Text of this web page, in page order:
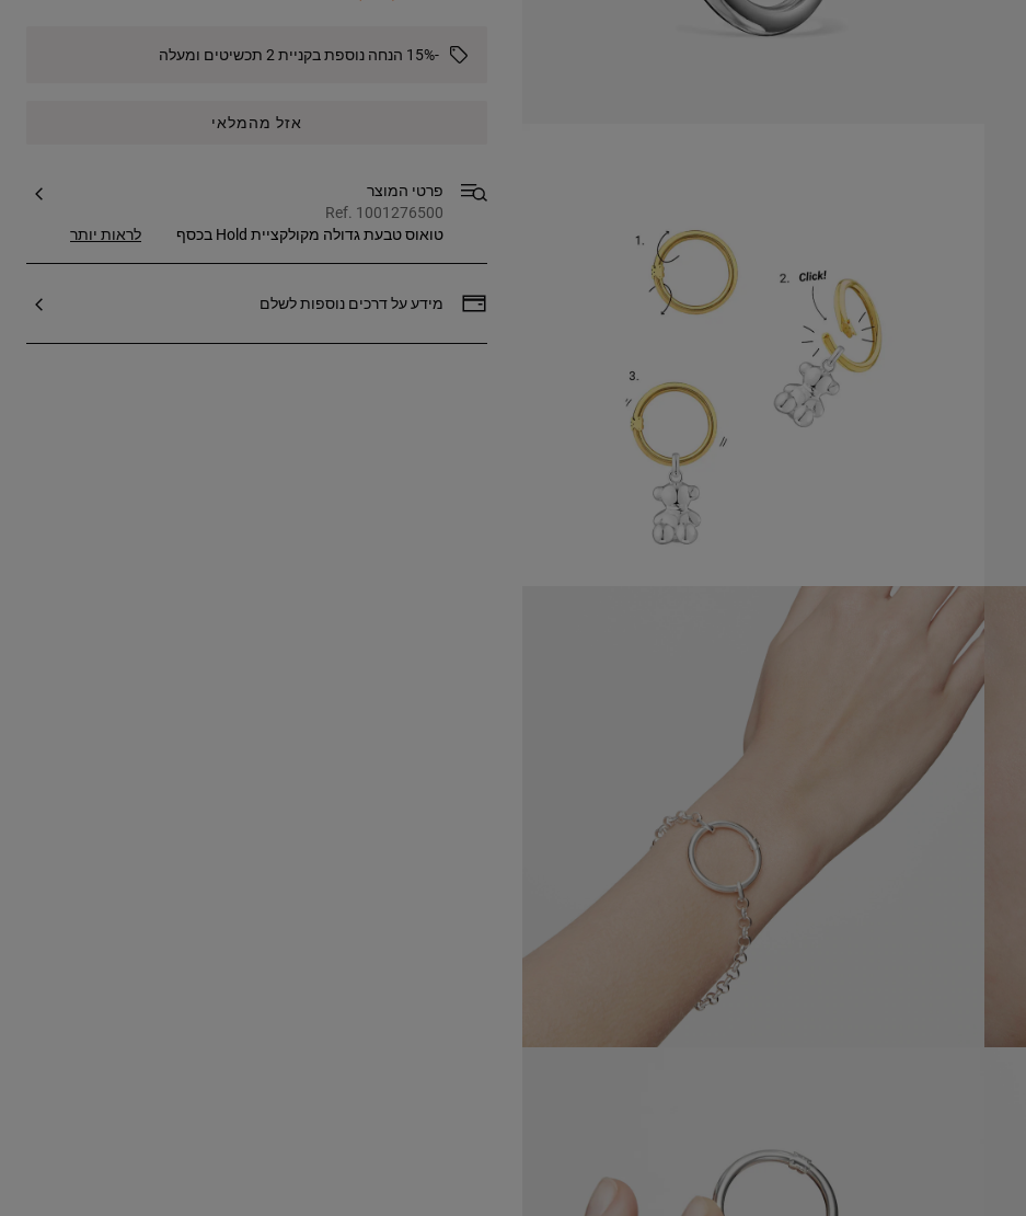
-15% הנחה נוספת בקניית 2 תכשיטים ומעלה
אזל מהמלאי
פרטי המוצר
Ref. 1001276500
טואוס טבעת גדולה מקולקציית Hold בכסף
השרשרת. יבואן: אלפא אקססוריז בע"מ, שבילי
2695650. ח.פ: 514912609. יצרן: ספרד TOUS
לראות יותר
מידע על דרכים נוספות לשלם